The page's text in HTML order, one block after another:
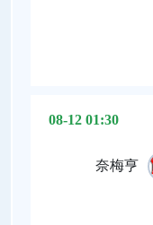
08-12 01:30
奈梅亨